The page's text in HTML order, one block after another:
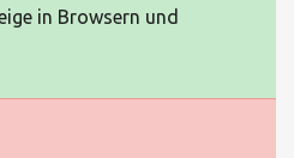
in Browsern und